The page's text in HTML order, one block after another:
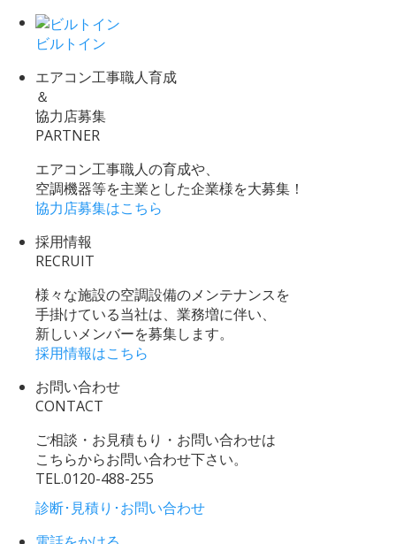
ビルトイン
エアコン工事職人育成
＆
協力店募集
PARTNER
エアコン工事職人の育成や、
空調機器等を主業とした企業様を大募集！
協力店募集はこちら
採用情報
RECRUIT
様々な施設の空調設備のメンテナンスを
手掛けている当社は、業務増に伴い、
新しいメンバーを募集します。
採用情報はこちら
お問い合わせ
CONTACT
ご相談・お見積もり・お問い合わせは
こちらからお問い合わせ下さい。
TEL.0120-488-255
診断･見積り･お問い合わせ